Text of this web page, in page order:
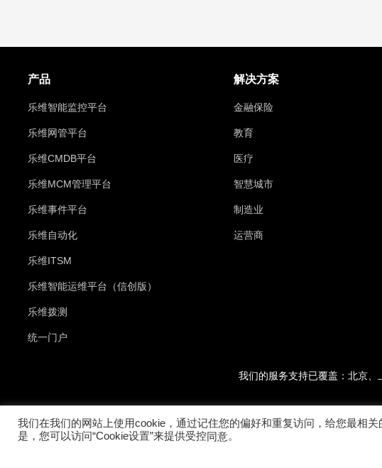
产品
乐维智能监控平台
乐维网管平台
乐维CMDB平台
乐维MCM管理平台
乐维事件平台
乐维自动化
乐维ITSM
乐维智能运维平台（信创版）
乐维拨测
统一门户
解决方案
金融保险
教育
医疗
智慧城市
制造业
运营商
我们的服务支持已覆盖：北京
我们在我们的网站上使用cookie，通过记住您的偏好和重复访问，给您最相
是，您可以访问“Cookie设置”来提供受控同意。